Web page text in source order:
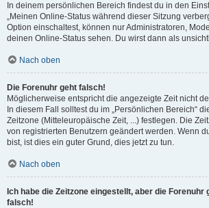
In deinem persönlichen Bereich findest du in den
„Meinen Online-Status während dieser Sitzung
Option einschaltest, können nur Administratoren,
deinen Online-Status sehen. Du wirst dann als
Nach oben
Die Forenuhr geht falsch!
Möglicherweise entspricht die angezeigte Zeit nicht
In diesem Fall solltest du im „Persönlichen Bereich“
Zeitzone (Mitteleuropäische Zeit, ...) festlegen. Die
von registrierten Benutzern geändert werden. Wenn
bist, ist dies ein guter Grund, dies jetzt zu tun.
Nach oben
Ich habe die Zeitzone eingestellt, aber die Forenuhr
falsch!